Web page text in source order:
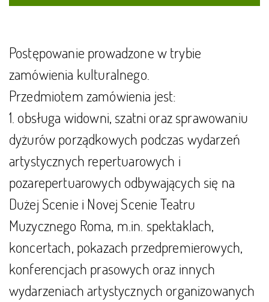
Postępowanie prowadzone w trybie
zamówienia kulturalnego.
Przedmiotem zamówienia jest:
1. obsługa widowni, szatni oraz sprawowaniu
dyżurów porządkowych podczas wydarzeń
artystycznych repertuarowych i
pozarepertuarowych odbywających się na
Dużej Scenie i Novej Scenie Teatru
Muzycznego Roma, m.in. spektaklach,
koncertach, pokazach przedpremierowych,
konferencjach prasowych oraz innych
wydarzeniach artystycznych organizowanych